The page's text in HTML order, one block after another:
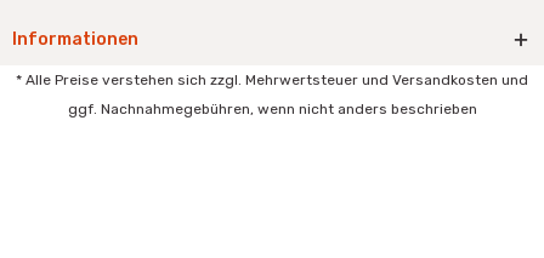
Informationen
* Alle Preise verstehen sich zzgl. Mehrwertsteuer und Versandkosten und
ggf. Nachnahmegebühren, wenn nicht anders beschrieben